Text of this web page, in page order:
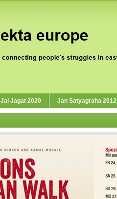
Jai Jagat 2020 Jan Satyagraha 2012